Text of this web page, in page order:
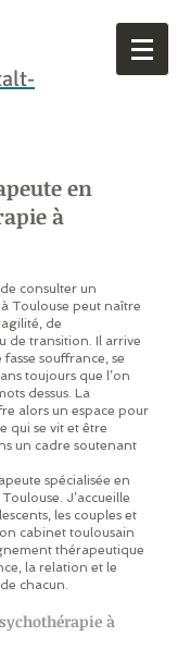
en
à
consulter un
Toulouse peut naître
de
de transition. Il arrive
souffrance, se
toujours que l’on
dessus. La
alors un espace pour
qui se vit et être
un cadre soutenant
spécialisée en
J’accueille
les couples et
cabinet toulousain
thérapeutique
la relation et le
chacun.
à